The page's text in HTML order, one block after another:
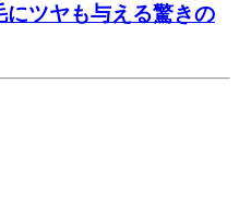
ツヤも与える驚きの